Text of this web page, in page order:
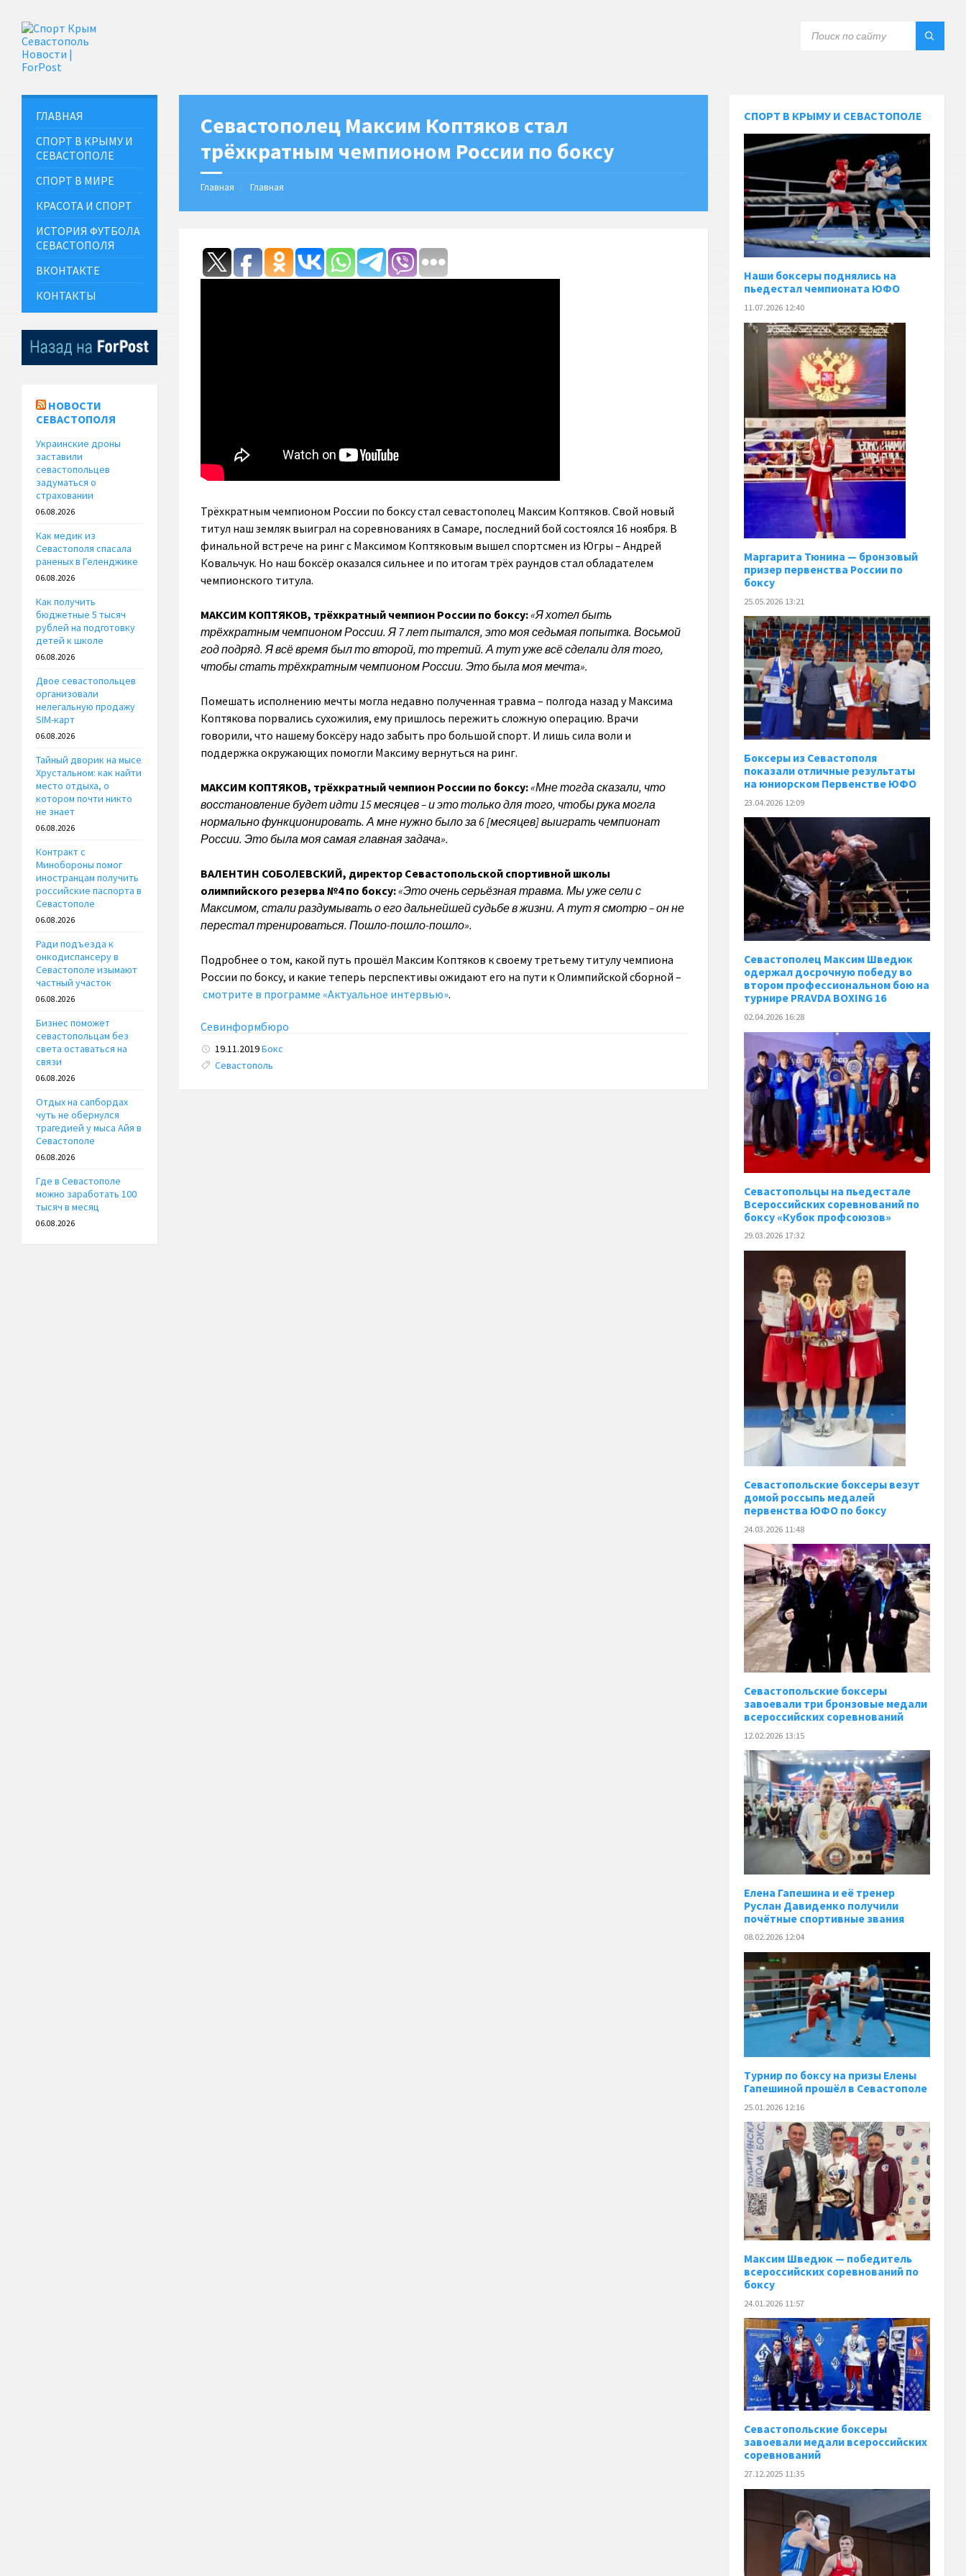
Севастополец Максим Коптяков стал
трёхкратным чемпионом России по боксу
Главная Главная
Трёхкратным чемпионом России по боксу стал севастополец Максим Коптяков. Свой новый
титул наш земляк выиграл на соревнованиях в Самаре, последний бой состоялся 16 ноября. В
финальной встрече на ринг с Максимом Коптяковым вышел спортсмен из Югры – Андрей
Ковальчук. Но наш боксёр оказался сильнее и по итогам трёх раундов стал обладателем
чемпионского титула.
МАКСИМ КОПТЯКОВ, трёхкратный чемпион России по боксу:«Я хотел быть
трёхкратным чемпионом России. Я 7 лет пытался, это моя седьмая попытка. Восьмой
год подряд. Я всё время был то второй, то третий. А тут уже всё сделали для того,
чтобы стать трёхкратным чемпионом России. Это была моя мечта».
Помешать исполнению мечты могла недавно полученная травма – полгода назад у Максима
Коптякова порвались сухожилия, ему пришлось пережить сложную операцию. Врачи
говорили, что нашему боксёру надо забыть про большой спорт. И лишь сила воли и
поддержка окружающих помогли Максиму вернуться на ринг.
МАКСИМ КОПТЯКОВ, трёхкратный чемпион России по боксу:«Мне тогда сказали, что
восстановление будет идти 15 месяцев – и это только для того, чтобы рука могла
нормально функционировать. А мне нужно было за 6 [месяцев] выиграть чемпионат
России. Это была моя самая главная задача».
ВАЛЕНТИН СОБОЛЕВСКИЙ, директор Севастопольской спортивной школы
олимпийского резерва №4 по боксу:«Это очень серьёзная травма. Мы уже сели с
Максимом, стали раздумывать о его дальнейшей судьбе в жизни. А тут я смотрю – он не
перестал тренироваться. Пошло-пошло-пошло».
Подробнее о том, какой путь прошёл Максим Коптяков к своему третьему титулу чемпиона
России по боксу, и какие теперь перспективы ожидают его на пути к Олимпийской сборной –
смотрите в программе «Актуальное интервью».
Севинформбюро
19.11.2019Бокс
Tags:
Севастополь
ГЛАВНАЯ
СПОРТ В КРЫМУ И
СЕВАСТОПОЛЕ
СПОРТ В МИРЕ
КРАСОТА И СПОРТ
ИСТОРИЯ ФУТБОЛА
СЕВАСТОПОЛЯ
ВКОНТАКТЕ
КОНТАКТЫ
НОВОСТИ
СЕВАСТОПОЛЯ
Украинские дроны
заставили
севастопольцев
задуматься о
страховании
06.08.2026
Как медик из
Севастополя спасала
раненых в Геленджике
06.08.2026
Как получить
бюджетные 5 тысяч
рублей на подготовку
детей к школе
06.08.2026
Двое севастопольцев
организовали
нелегальную продажу
SIM-карт
06.08.2026
Тайный дворик на мысе
Хрустальном: как найти
место отдыха, о
котором почти никто
не знает
06.08.2026
Контракт с
Минобороны помог
иностранцам получить
российские паспорта в
Севастополе
06.08.2026
Ради подъезда к
онкодиспансеру в
Севастополе изымают
частный участок
06.08.2026
Бизнес поможет
севастопольцам без
света оставаться на
связи
06.08.2026
Отдых на сапбордах
чуть не обернулся
трагедией у мыса Айя в
Севастополе
06.08.2026
Где в Севастополе
можно заработать 100
тысяч в месяц
06.08.2026
СПОРТ В КРЫМУ И СЕВАСТОПОЛЕ
Наши боксеры поднялись на
пьедестал чемпионата ЮФО
11.07.2026 12:40
Маргарита Тюнина — бронзовый
призер первенства России по
боксу
25.05.2026 13:21
Боксеры из Севастополя
показали отличные результаты
на юниорском Первенстве ЮФО
23.04.2026 12:09
Севастополец Максим Шведюк
одержал досрочную победу во
втором профессиональном бою на
турнире PRAVDA BOXING 16
02.04.2026 16:28
Севастопольцы на пьедестале
Всероссийских соревнований по
боксу «Кубок профсоюзов»
29.03.2026 17:32
Севастопольские боксеры везут
домой россыпь медалей
первенства ЮФО по боксу
24.03.2026 11:48
Севастопольские боксеры
завоевали три бронзовые медали
всероссийских соревнований
12.02.2026 13:15
Елена Гапешина и её тренер
Руслан Давиденко получили
почётные спортивные звания
08.02.2026 12:04
Турнир по боксу на призы Елены
Гапешиной прошёл в Севастополе
25.01.2026 12:16
Максим Шведюк — победитель
всероссийских соревнований по
боксу
24.01.2026 11:57
Севастопольские боксеры
завоевали медали всероссийских
соревнований
27.12.2025 11:35